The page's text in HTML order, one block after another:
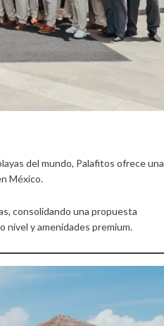
del mundo, Palafitos ofrece una
México.
consolidando una propuesta
nivel y amenidades premium.